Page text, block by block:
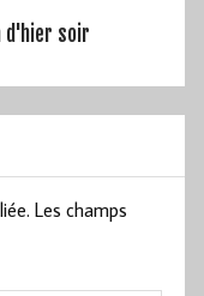
d'hier soir
Les champs